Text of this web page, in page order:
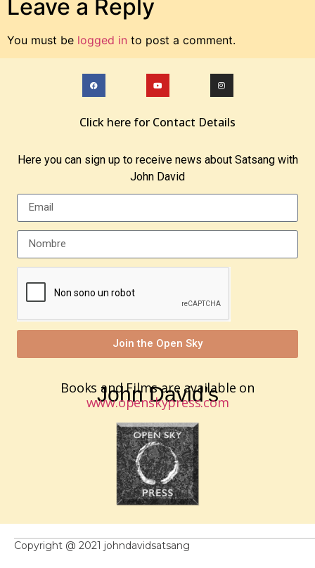
Leave a Reply
You must be logged in to post a comment.
Click here for Contact Details
Here you can sign up to receive news about Satsang with
John David
Join the Open Sky
John David’s
Books and Films are available on
www.openskypress.com
Copyright @ 2021 johndavidsatsang